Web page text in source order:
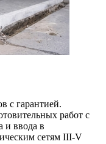
с гарантией.
работ с
и ввода в
сетям III-V